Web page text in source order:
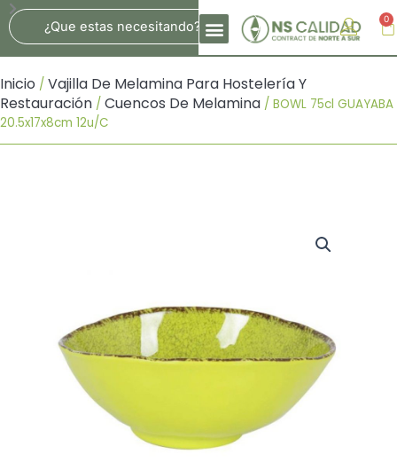
Al
Contenido
Search 0
Inicio / Vajilla De Melamina Para Hostelería Y
Restauración / Cuencos De Melamina / BOWL 75cl GUAYABA
20.5x17x8cm 12u/c